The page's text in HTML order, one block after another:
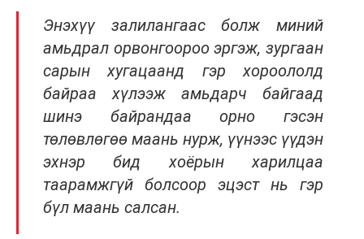
Энэхүү залилангаас болж миний
амьдрал орвонгоороо эргэж, зургаан
сарын хугацаанд гэр хороололд
байраа хүлээж амьдарч байгаад
шинэ байрандаа орно гэсэн
төлөвлөгөө маань нурж, үүнээс үүдэн
эхнэр бид хоёрын харилцаа
таарамжгүй болсоор эцэст нь гэр
бүл маань салсан.